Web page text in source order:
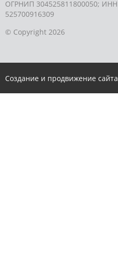
ОГРНИП 304525811800050; ИНН
525700916309
© Copyright 2026
Создание и продвижение сайта